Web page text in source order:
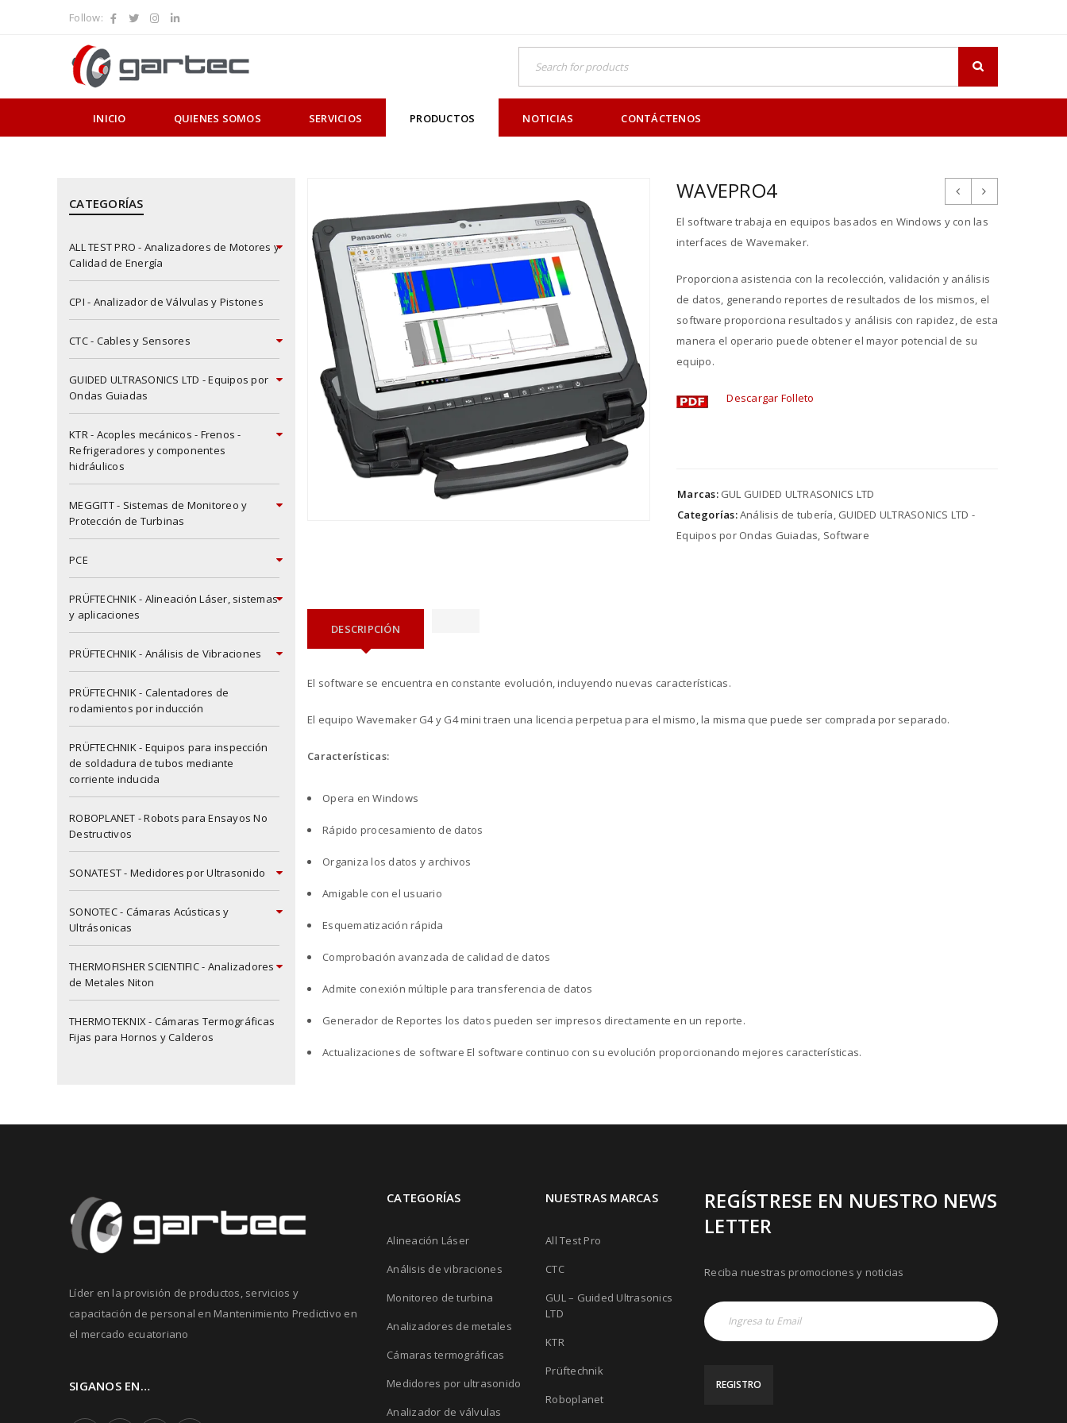
Follow:
INICIO QUIENES SOMOS SERVICIOS PRODUCTOS NOTICIAS CONTÁCTENOS
CATEGORÍAS
ALL TEST PRO - Analizadores de Motores y
Calidad de Energía
CPI - Analizador de Válvulas y Pistones
CTC - Cables y Sensores
GUIDED ULTRASONICS LTD - Equipos por
Ondas Guiadas
KTR - Acoples mecánicos - Frenos -
Refrigeradores y componentes
hidráulicos
MEGGITT - Sistemas de Monitoreo y
Protección de Turbinas
PCE
PRÜFTECHNIK - Alineación Láser, sistemas
y aplicaciones
PRÜFTECHNIK - Análisis de Vibraciones
PRÜFTECHNIK - Calentadores de
rodamientos por inducción
PRÜFTECHNIK - Equipos para inspección
de soldadura de tubos mediante
corriente inducida
ROBOPLANET - Robots para Ensayos No
Destructivos
SONATEST - Medidores por Ultrasonido
SONOTEC - Cámaras Acústicas y
Ultrásonicas
THERMOFISHER SCIENTIFIC - Analizadores
de Metales Niton
THERMOTEKNIX - Cámaras Termográficas
Fijas para Hornos y Calderos
WAVEPRO4
El software trabaja en equipos basados en Windows y con las
interfaces de Wavemaker.
Proporciona asistencia con la recolección, validación y análisis
de datos, generando reportes de resultados de los mismos, el
software proporciona resultados y análisis con rapidez, de esta
manera el operario puede obtener el mayor potencial de su
equipo.
Descargar Folleto
Marcas: GUL GUIDED ULTRASONICS LTD
Categorías:Análisis de tubería, GUIDED ULTRASONICS LTD -
Equipos por Ondas Guiadas, Software
DESCRIPCIÓN
El software se encuentra en constante evolución, incluyendo nuevas características.
El equipo Wavemaker G4 y G4 mini traen una licencia perpetua para el mismo, la misma que puede ser comprada por separado.
Características:
Opera en Windows
Rápido procesamiento de datos
Organiza los datos y archivos
Amigable con el usuario
Esquematización rápida
Comprobación avanzada de calidad de datos
Admite conexión múltiple para transferencia de datos
Generador de Reportes los datos pueden ser impresos directamente en un reporte.
Actualizaciones de software El software continuo con su evolución proporcionando mejores características.
Líder en la provisión de productos, servicios y
capacitación de personal en Mantenimiento Predictivo en
el mercado ecuatoriano
SIGANOS EN…
CATEGORÍAS
Alineación Láser
Análisis de vibraciones
Monitoreo de turbina
Analizadores de metales
Cámaras termográficas
Medidores por ultrasonido
Analizador de válvulas
NUESTRAS MARCAS
All Test Pro
CTC
GUL – Guided Ultrasonics
LTD
KTR
Prüftechnik
Roboplanet
REGÍSTRESE EN NUESTRO NEWS
LETTER
Reciba nuestras promociones y noticias